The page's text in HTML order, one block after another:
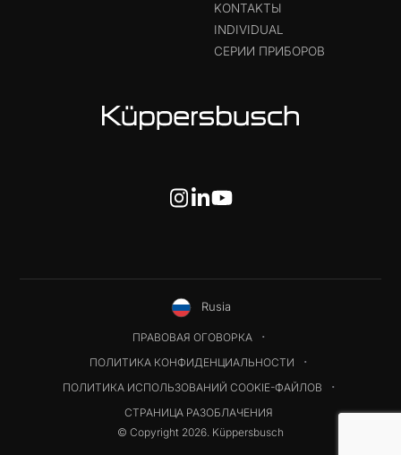
KONTAKTЫ
INDIVIDUAL
СЕРИИ ПРИБОРОВ
Rusia
ПРАВОВАЯ ОГОВОРКА
ПОЛИТИКА КОНФИДЕНЦИАЛЬНОСТИ
ПОЛИТИКА ИСПОЛЬЗОВАНИЙ COOKIE-ФАЙЛОВ
СТРАНИЦА РАЗОБЛАЧЕНИЯ
© Copyright 2026. Küppersbusch